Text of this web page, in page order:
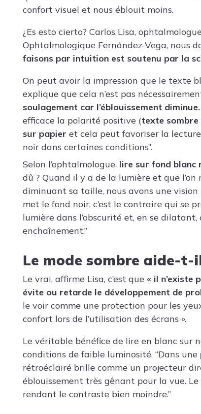
confort visuel et nous éblouit moins.
¿Es esto cierto? Carlos Lisa,
Ophtalmologique Fernández-Vega, nous
faisons par intuition est soutenu par la
On peut avoir la impression que le texte
explique que cela n’est pas
soulagement car l’éblouissement diminue.
efficace la polarité positive (texte
sur papier et cela peut favoriser la
noir dans certaines conditions”.
Selon l’ophtalmologue, lire sur fond blanc
dû ? Quand il y a de la lumière et que
diminuant sa taille, nous avons une vision
met le fond noir, c’est le contraire qui se
lumière dans l’obscurité et, en se
enchaînement.”
Le mode sombre aide-t-
Le vrai, affirme Lisa, c’est que « il n’existe
évite ou retarde le développement de
le voir comme une protection pour les
confort lors de l’utilisation des écrans ».
Le véritable bénéfice de lire en blanc sur
conditions de faible luminosité. “Dans une
rétroéclairé brille comme un projecteur
éblouissement très gênant pour la vue.
rendant le contraste bien moindre.”